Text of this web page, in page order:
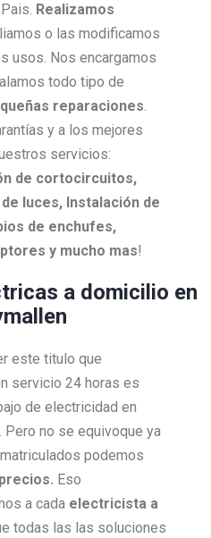
Realizamos
o las modificamos
usos. Nos encargamos
todo tipo de
reparaciones.
y a los mejores
servicios:
de cortocircuitos,
luces, Instalación de
de enchufes,
y mucho mas!
a domicilio en
este titulo que
servicio 24 horas es
de electricidad en
Pero no se equivoque ya
podemos
Eso
a cada electricista a
todas las las soluciones